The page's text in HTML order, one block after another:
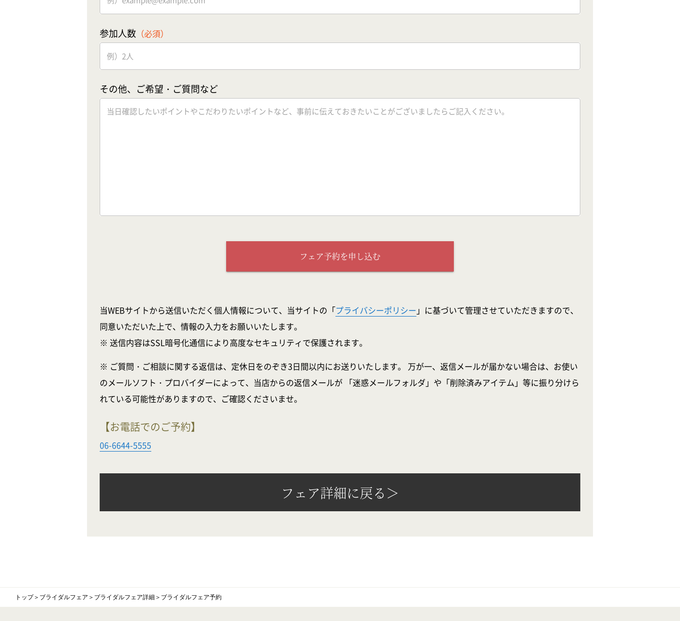
参加人数 （必須）
その他、ご希望・ご質問など
フェア予約を申し込む
当WEBサイトから送信いただく個人情報について、当サイトの「プライバシーポリシー 」に基づいて管理させていただきますので、
同意いただいた上で、情報の入力をお願いいたします。
※ 送信内容はSSL暗号化通信により高度なセキュリティで保護されます。
※ ご質問・ご相談に関する返信は、定休日をのぞき3日間以内にお送りいたします。 万が一、返信メールが届かない場合は、お使い
のメールソフト・プロバイダーによって、当店からの返信メールが 「迷惑メールフォルダ」や「削除済みアイテム」等に振り分けら
れている可能性がありますので、ご確認くださいませ。
【お電話でのご予約】
06-6644-5555
フェア詳細に戻る＞
トップ＞ ブライダルフェア ＞ ブライダルフェア詳細 ＞ ブライダルフェア予約